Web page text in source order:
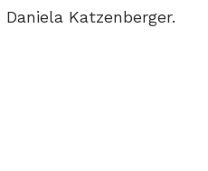
Katzenberger.